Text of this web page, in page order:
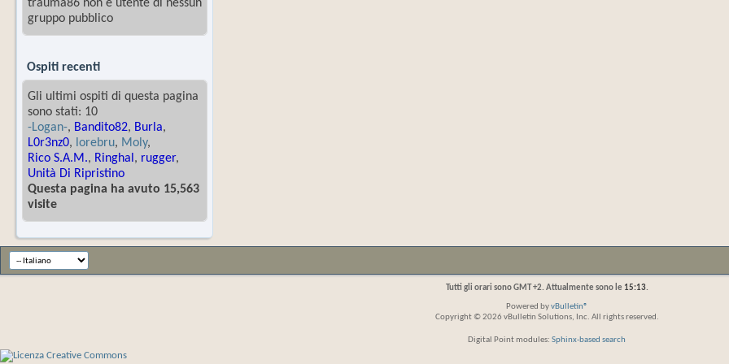
trauma86 non è utente di nessun
gruppo pubblico
Ospiti recenti
Gli ultimi ospiti di questa pagina
sono stati: 10
-Logan-, Bandito82, Burla,
L0r3nz0, lorebru, Moly,
Rico S.A.M., Ringhal , rugger,
Unità Di Ripristino
Questa pagina ha avuto 15,563
visite
Tutti gli orari sono GMT +2. Attualmente sono le 15:13.
Powered byvBulletin®
Copyright © 2026 vBulletin Solutions, Inc. All rights reserved.
Digital Point modules: Sphinx-based search